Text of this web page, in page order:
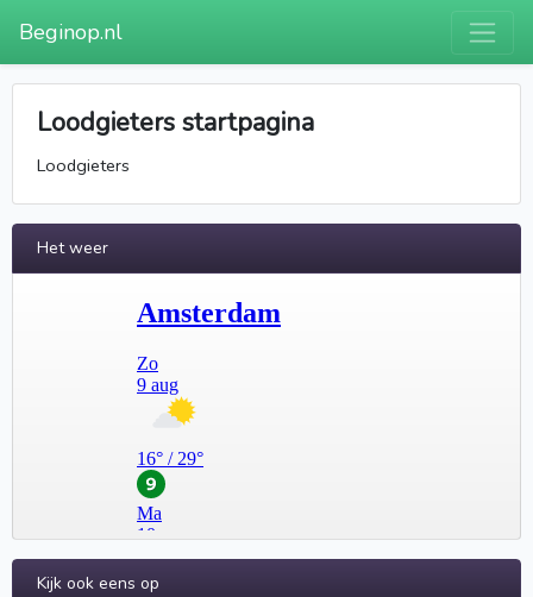
Beginop.nl
Loodgieters startpagina
Loodgieters
Het weer
Kijk ook eens op